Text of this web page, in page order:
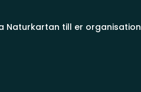
Naturkartan till er organisation